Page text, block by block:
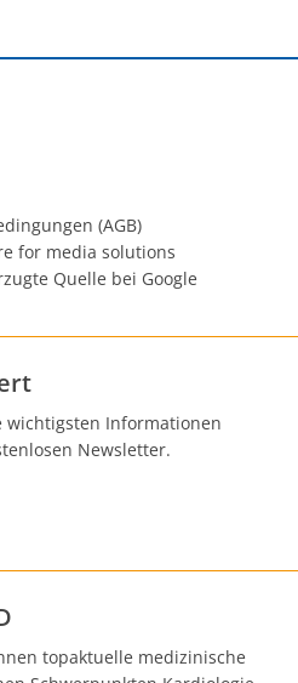
(AGB)
for media solutions
Quelle bei Google
wichtigsten Informationen
Newsletter.
topaktuelle medizinische